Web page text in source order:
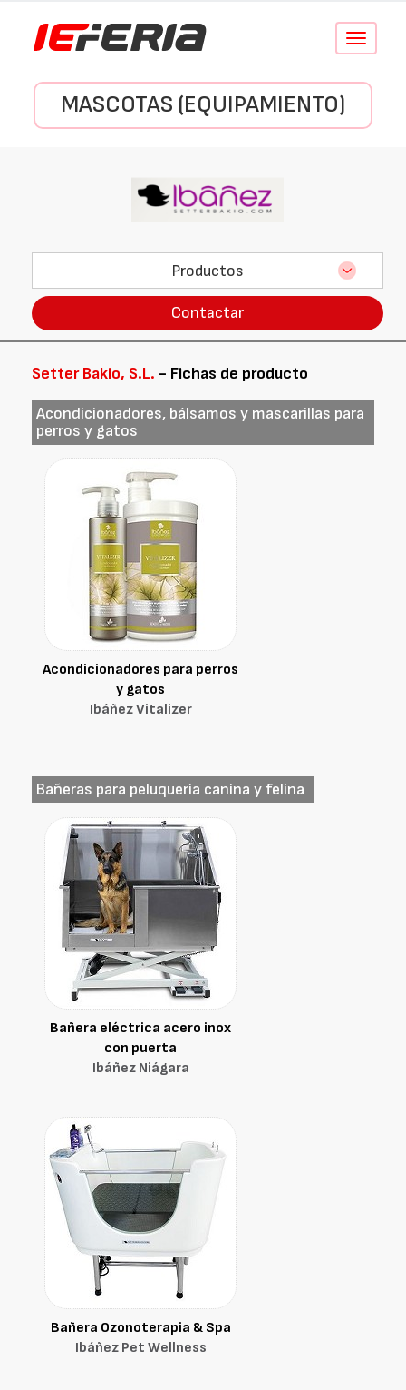
Conmutar
MASCOTAS (EQUIPAMIENTO)
Productos
Contactar
Setter Bakio, S.L. - Fichas de producto
Acondicionadores, bálsamos y mascarillas para
perros y gatos
Acondicionadores para perros
y gatos
Ibáñez Vitalizer
Bañeras para peluquería canina y felina
Bañera eléctrica acero inox
con puerta
Ibáñez Niágara
Bañera Ozonoterapia & Spa
Ibáñez Pet Wellness